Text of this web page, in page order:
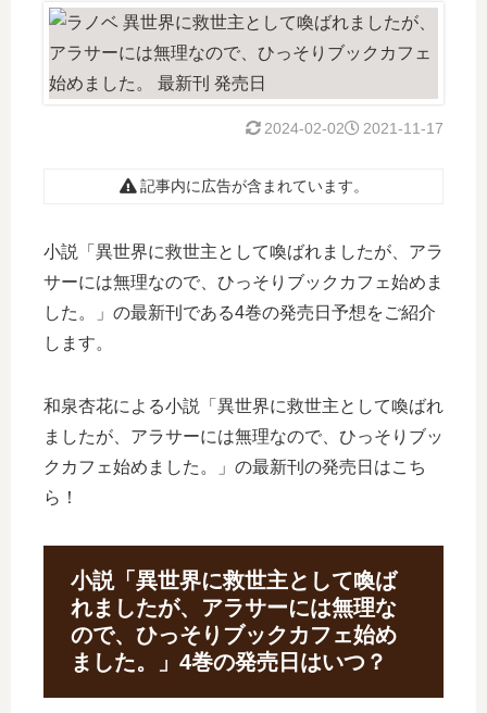
2021-11-17
2024-02-02
記事内に広告が含まれています。
小説「異世界に救世主として喚ばれましたが、アラ
サーには無理なので、ひっそりブックカフェ始めま
した。」の最新刊である4巻の発売日予想をご紹介
します。
和泉杏花による小説「異世界に救世主として喚ばれ
ましたが、アラサーには無理なので、ひっそりブッ
クカフェ始めました。」の最新刊の発売日はこち
ら！
小説「異世界に救世主として喚ば
れましたが、アラサーには無理な
ので、ひっそりブックカフェ始め
ました。」4巻の発売日はいつ？